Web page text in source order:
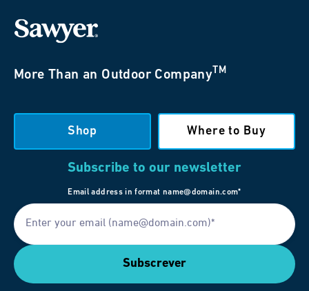
More Than an Outdoor Company TM
Shop Where to Buy
Subscribe to our newsletter
Email address in format name@domain.com*